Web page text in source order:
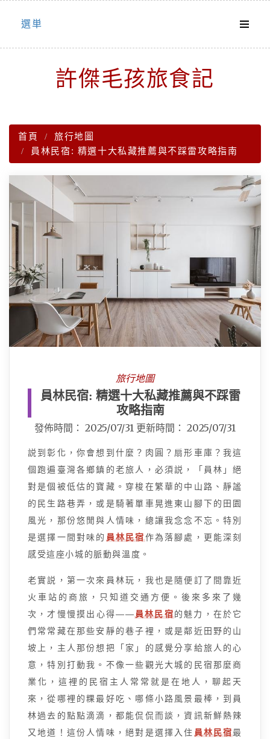
Skip
選単
許傑毛孩旅食記
首頁
旅行地圖
員林民宿: 精選十大私藏推薦與不踩雷攻略指南
旅行地圖
員林民宿: 精選十大私藏推薦與不踩雷
攻略指南
發佈時間： 2025/07/31 更新時間： 2025/07/31
説到彰化，你會想到什麼？肉圓？扇形車庫？我這
個跑遍臺灣各鄉鎮的老旅人，必須説，「員林」絕
對是個被低估的寶藏。穿梭在繁華的中山路、靜謐
的民生路巷弄，或是騎著單車晃進東山腳下的田園
風光，那份悠閒與人情味，總讓我念念不忘。特別
是選擇一間對味的 員林民宿作為落腳處，更能深刻
感受這座小城的脈動與溫度。
老實説，第一次來員林玩，我也是隨便訂了間靠近
火車站的商旅，只知道交通方便。後來多來了幾
次，才慢慢摸出心得——員林民宿的魅力，在於它
們常常藏在那些安靜的巷子裡，或是鄰近田野的山
坡上，主人那份想把「家」的感覺分享給旅人的心
意，特別打動我。不像一些觀光大城的民宿那麼商
業化，這裡的民宿主人常常就是在地人，聊起天
來，從哪裡的粿最好吃、哪條小路風景最棒，到員
林過去的點點滴滴，都能侃侃而談，資訊新鮮熱辣
又地道！這份人情味，絕對是選擇入住員林民宿最